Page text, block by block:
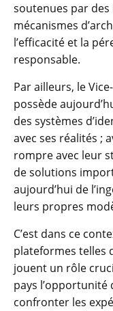
soutenues par
mécanismes
l’efficacité et la
responsable.
Par ailleurs, le
possède
des systèmes
avec ses réalités ;
rompre avec leur
de solutions
aujourd’hui de
leurs propres
C’est dans ce
plateformes telles
jouent un rôle
pays l’opportunité
confronter les